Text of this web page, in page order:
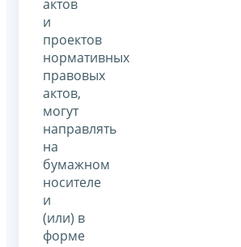
актов
и
проектов
нормативных
правовых
актов,
могут
направлять
на
бумажном
носителе
и
(или) в
форме